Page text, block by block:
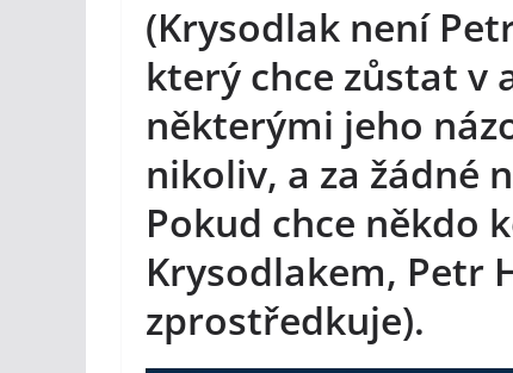
(Krysodlak není
který chce zůstat v
některými jeho
nikoliv, a za žádné
Pokud chce někdo
Krysodlakem, Petr
zprostředkuje).